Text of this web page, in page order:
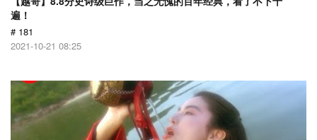
遍！
# 181
2021-10-21 08:25